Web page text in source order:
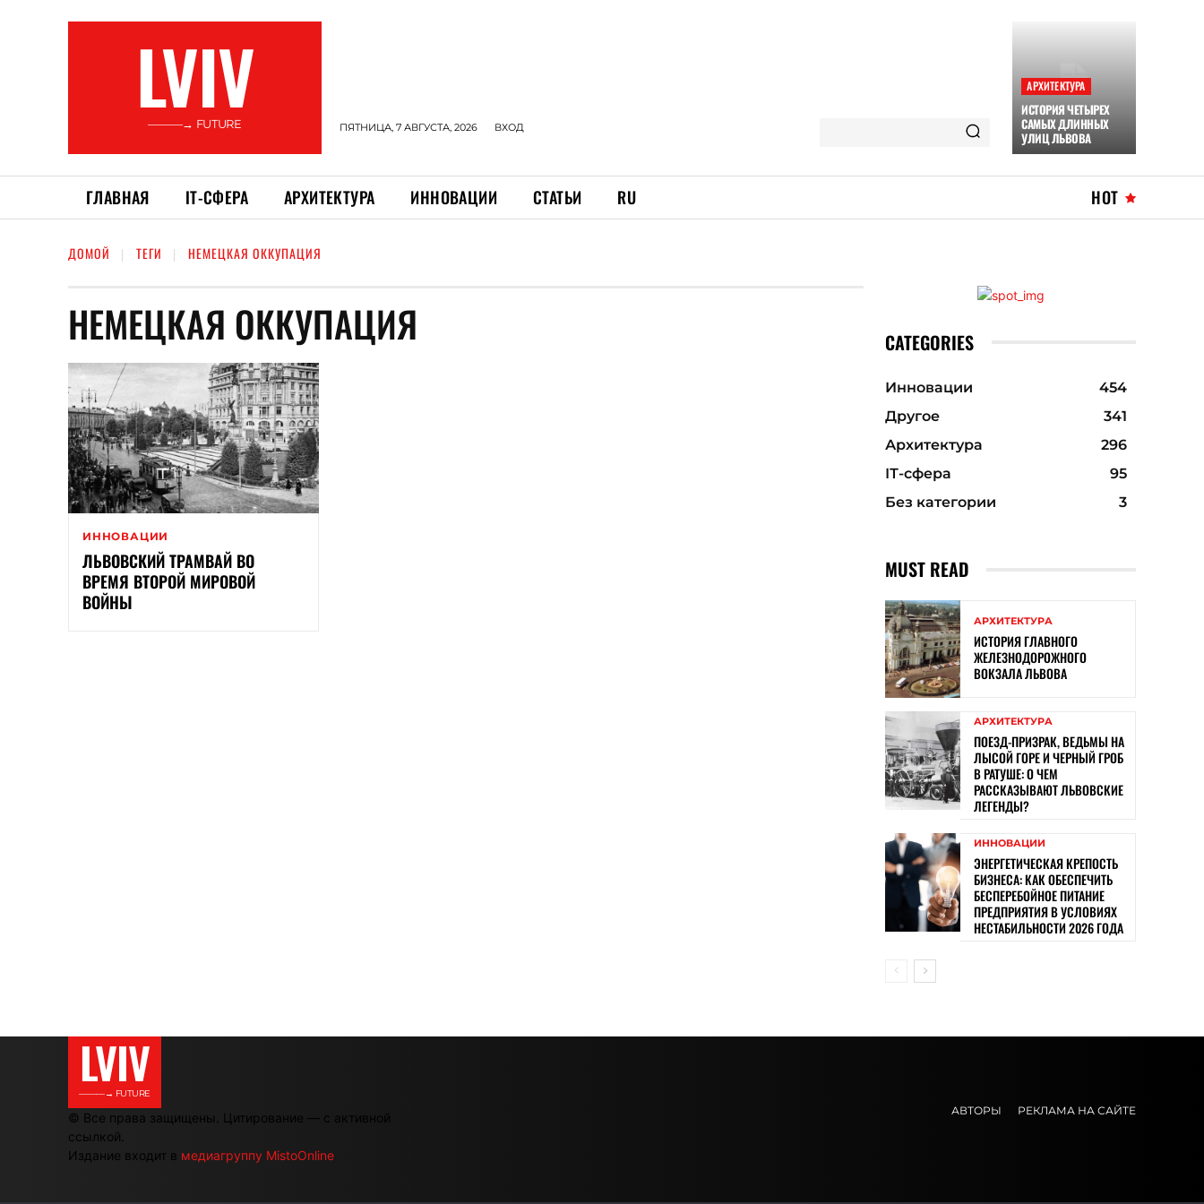
LVIV
———→ FUTURE ПЯТНИЦА, 7 АВГУСТА, 2026 ВХОД
АРХИТЕКТУРА
ИСТОРИЯ ЧЕТЫРЕХ
САМЫХ ДЛИННЫХ
УЛИЦ ЛЬВОВА
ГЛАВНАЯ ІТ-СФЕРА АРХИТЕКТУРА ИННОВАЦИИ СТАТЬИ RU HOT
ДОМОЙ ТЕГИ НЕМЕЦКАЯ ОККУПАЦИЯ
НЕМЕЦКАЯ ОККУПАЦИЯ
ИННОВАЦИИ
ЛЬВОВСКИЙ ТРАМВАЙ ВО
ВРЕМЯ ВТОРОЙ МИРОВОЙ
ВОЙНЫ
CATEGORIES
Инновации
454
Другое
341
Архитектура
296
ІТ-сфера
95
Без категории
3
MUST READ
АРХИТЕКТУРА
ИСТОРИЯ ГЛАВНОГО
ЖЕЛЕЗНОДОРОЖНОГО
ВОКЗАЛА ЛЬВОВА
АРХИТЕКТУРА
ПОЕЗД-ПРИЗРАК, ВЕДЬМЫ НА
ЛЫСОЙ ГОРЕ И ЧЕРНЫЙ ГРОБ
В РАТУШЕ: О ЧЕМ
РАССКАЗЫВАЮТ ЛЬВОВСКИЕ
ЛЕГЕНДЫ?
ИННОВАЦИИ
ЭНЕРГЕТИЧЕСКАЯ КРЕПОСТЬ
БИЗНЕСА: КАК ОБЕСПЕЧИТЬ
БЕСПЕРЕБОЙНОЕ ПИТАНИЕ
ПРЕДПРИЯТИЯ В УСЛОВИЯХ
НЕСТАБИЛЬНОСТИ 2026 ГОДА
LVIV
———→ FUTURE
© Все права защищены. Цитирование — с активной
ссылкой.
Издание входит в медиагруппу MistoOnline
АВТОРЫ РЕКЛАМА НА САЙТЕ